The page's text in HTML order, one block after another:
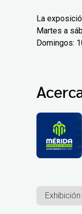
La
Martes a
Domingos: